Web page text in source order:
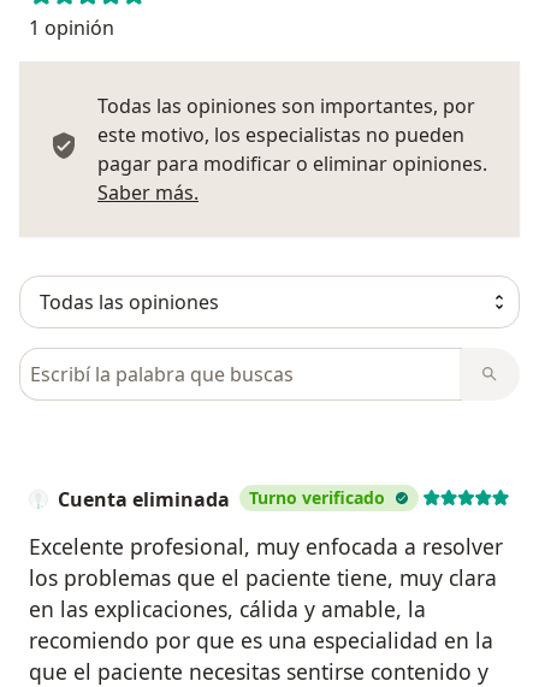
1 opinión
Todas las opiniones son importantes, por
este motivo, los especialistas no pueden
pagar para modificar o eliminar opiniones.
Saber más.
Busca en opiniones
Cuenta eliminada Turno verificado
Excelente profesional, muy enfocada a resolver
los problemas que el paciente tiene, muy clara
en las explicaciones, cálida y amable, la
recomiendo por que es una especialidad en la
que el paciente necesitas sentirse contenido y